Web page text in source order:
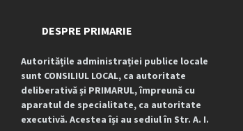
DESPRE PRIMARIE
Autoritățile administrației publice locale
sunt CONSILIUL LOCAL, ca autoritate
deliberativă și PRIMARUL, împreună cu
aparatul de specialitate, ca autoritate
executivă. Acestea își au sediul în Str. A. I.